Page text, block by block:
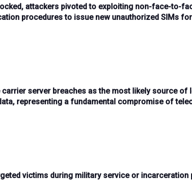
attackers pivoted to exploiting non-face-to-
procedures to issue new unauthorized SIMs
carrier server breaches as the most likely source of
representing a fundamental compromise of
victims during military serviceor incarceration